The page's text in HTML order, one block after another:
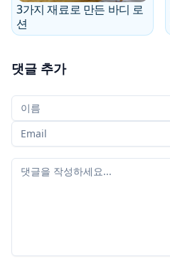
3가지 재료로 만든 바디 로
션
댓글 추가
당신의 이름
당신의 이메일
당신의 댓글